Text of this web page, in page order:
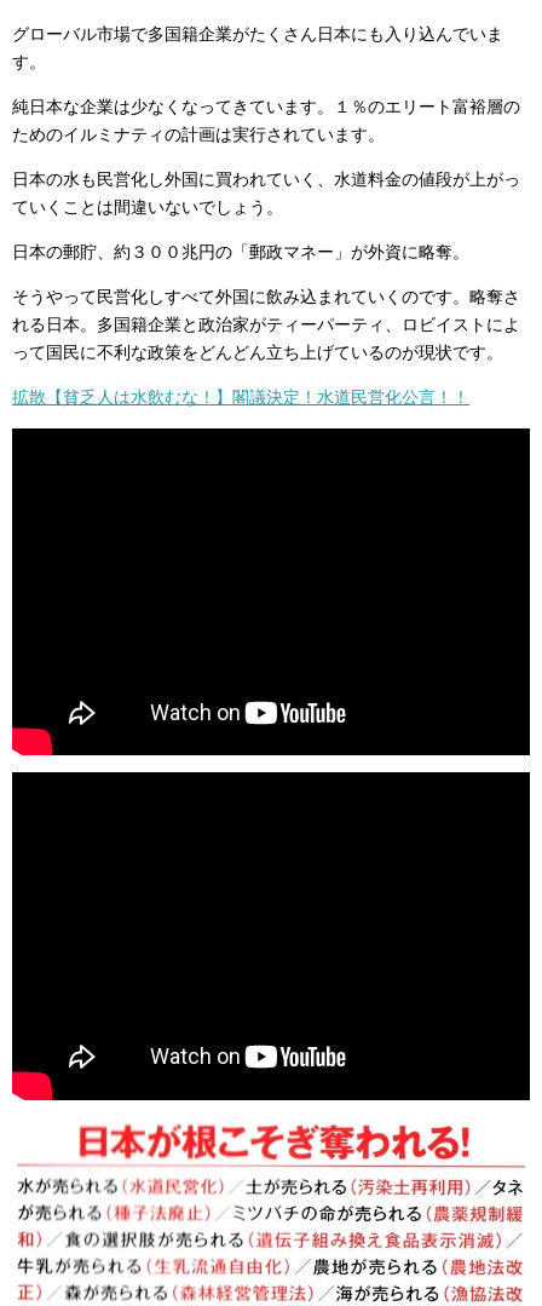
グローバル市場で多国籍企業がたくさん日本にも入り込んでいま
す。
純日本な企業は少なくなってきています。１％のエリート富裕層の
ためのイルミナティの計画は実行されています。
日本の水も民営化し外国に買われていく、水道料金の値段が上がっ
ていくことは間違いないでしょう。
日本の郵貯、約３００兆円の「郵政マネー」が外資に略奪。
そうやって民営化しすべて外国に飲み込まれていくのです。略奪さ
れる日本。多国籍企業と政治家がティーパーティ、ロビイストによ
って国民に不利な政策をどんどん立ち上げているのが現状です。
拡散【貧乏人は水飲むな！】閣議決定！水道民営化公言！！